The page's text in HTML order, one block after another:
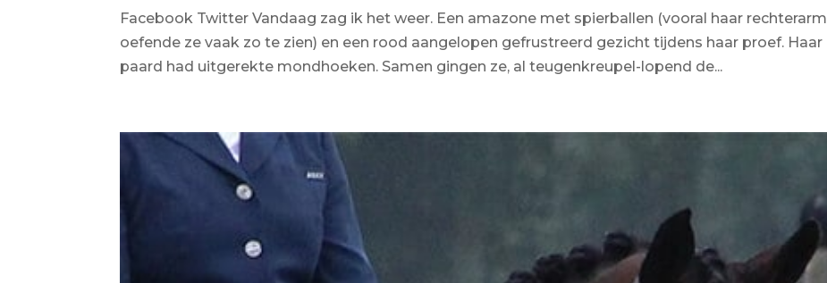
Facebook Twitter Vandaag zag ik het weer. Een amazone met spierballen (vooral haar rechterarm
oefende ze vaak zo te zien) en een rood aangelopen gefrustreerd gezicht tijdens haar proef. Haar
paard had uitgerekte mondhoeken. Samen gingen ze, al teugenkreupel-lopend de...